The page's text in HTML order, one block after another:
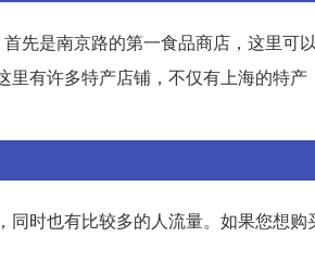
先是南京路的第一食品商店，这里可
有许多特产店铺，不仅有上海的特
时也有比较多的人流量。如果您想购